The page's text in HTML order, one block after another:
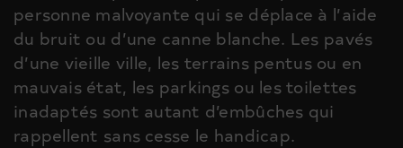
personne malvoyante qui se déplace à l’aide
du bruit ou d’une canne blanche. Les pavés
d’une vieille ville, les terrains pentus ou en
mauvais état, les parkings ou les toilettes
inadaptés sont autant d’embûches qui
rappellent sans cesse le handicap.